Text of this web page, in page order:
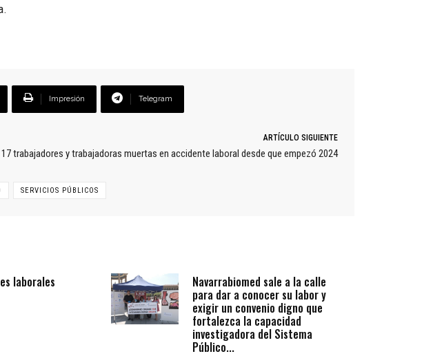
Impresión Telegram
ARTÍCULO SIGUIENTE
17 trabajadores y trabajadoras muertas en accidente laboral desde que empezó 2024
SERVICIOS PÚBLICOS
laborales Navarrabiomed sale a la calle
para dar a conocer su labor y
exigir un convenio digno que
fortalezca la capacidad
investigadora del Sistema
Público...